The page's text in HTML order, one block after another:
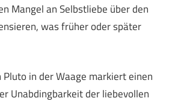
Mangel an Selbstliebe über den
was früher oder später
Pluto in der Waage markiert einen
Unabdingbarkeit der liebevollen